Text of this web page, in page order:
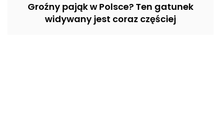
Groźny pająk w Polsce? Ten gatunek
widywany jest coraz częściej